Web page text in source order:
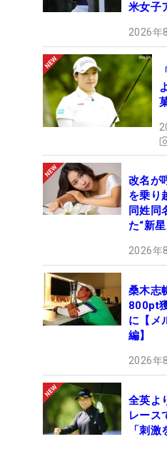
米女子
2026年
改名が
を乗り
同姓同
た“新
2026年
桑木志
800pt
に【メ
編】
2026年
全英よ
レース
「刺